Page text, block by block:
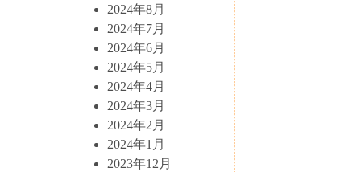
2024年8月
2024年7月
2024年6月
2024年5月
2024年4月
2024年3月
2024年2月
2024年1月
2023年12月